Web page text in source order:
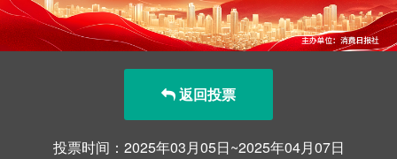
返回投票
投票时间：2025年03月05日~2025年04月07日